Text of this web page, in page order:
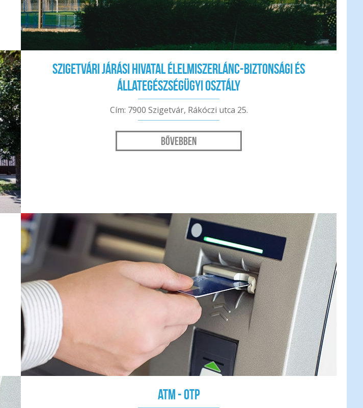
Szigetvári Járási Hivatal Élelmiszerlánc-biztonsági és
Állategészségügyi Osztály
Cím: 7900 Szigetvár, Rákóczi utca 25.
Bővebben
ATM - OTP